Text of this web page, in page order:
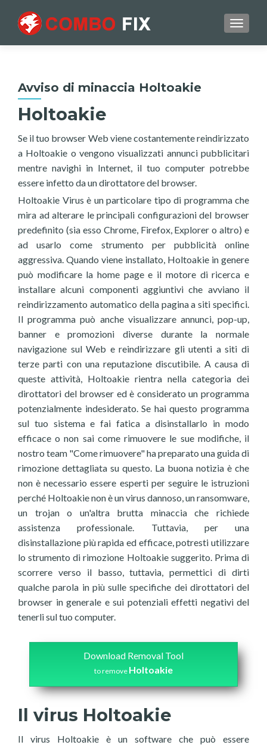
Avviso di minaccia Holtoakie
Holtoakie
Se il tuo browser Web viene costantemente reindirizzato
a Holtoakie o vengono visualizzati annunci pubblicitari
mentre navighi in Internet, il tuo computer potrebbe
essere infetto da un dirottatore del browser.
Holtoakie Virus è un particolare tipo di programma che
mira ad alterare le principali configurazioni del browser
predefinito (sia esso Chrome, Firefox, Explorer o altro) e
ad usarlo come strumento per pubblicità online
aggressiva. Quando viene installato, Holtoakie in genere
può modificare la home page e il motore di ricerca e
installare alcuni componenti aggiuntivi che avviano il
reindirizzamento automatico della pagina a siti specifici.
Il programma può anche visualizzare annunci, pop-up,
banner e promozioni diverse durante la normale
navigazione sul Web e reindirizzare gli utenti a siti di
terze parti con una reputazione discutibile. A causa di
queste attività, Holtoakie rientra nella categoria dei
dirottatori del browser ed è considerato un programma
potenzialmente indesiderato. Se hai questo programma
sul tuo sistema e fai fatica a disinstallarlo in modo
efficace o non sai come rimuovere le sue modifiche, il
nostro team "Come rimuovere" ha preparato una guida di
rimozione dettagliata su questo. La buona notizia è che
non è necessario essere esperti per seguire le istruzioni
perché Holtoakie non è un virus dannoso, un ransomware,
un trojan o un'altra brutta minaccia che richiede
assistenza professionale. Tuttavia, per una
disinstallazione più rapida ed efficace, potresti utilizzare
lo strumento di rimozione Holtoakie suggerito. Prima di
scorrere verso il basso, tuttavia, permettici di dirti
qualche parola in più sulle specifiche dei dirottatori del
browser in generale e sui potenziali effetti negativi del
tenerli sul tuo computer.
Download Removal Tool
to remove Holtoakie
Il virus Holtoakie
Il virus Holtoakie è un software che può essere